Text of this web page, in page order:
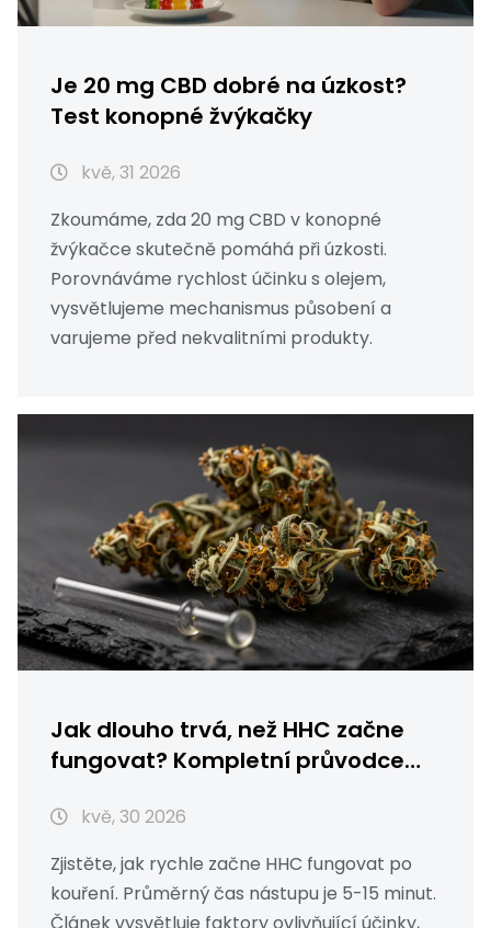
Je 20 mg CBD dobré na úzkost?
Test konopné žvýkačky
kvě, 31 2026
Zkoumáme, zda 20 mg CBD v konopné
žvýkačce skutečně pomáhá při úzkosti.
Porovnáváme rychlost účinku s olejem,
vysvětlujeme mechanismus působení a
varujeme před nekvalitními produkty.
Jak dlouho trvá, než HHC začne
fungovat? Kompletní průvodce
kvě, 30 2026
Zjistěte, jak rychle začne HHC fungovat po
kouření. Průměrný čas nástupu je 5-15 minut.